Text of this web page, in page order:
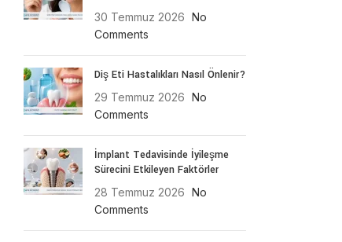
30 Temmuz 2026 No
Comments
Diş Eti Hastalıkları Nasıl Önlenir?
29 Temmuz 2026 No
Comments
İmplant Tedavisinde İyileşme
Sürecini Etkileyen Faktörler
28 Temmuz 2026 No
Comments